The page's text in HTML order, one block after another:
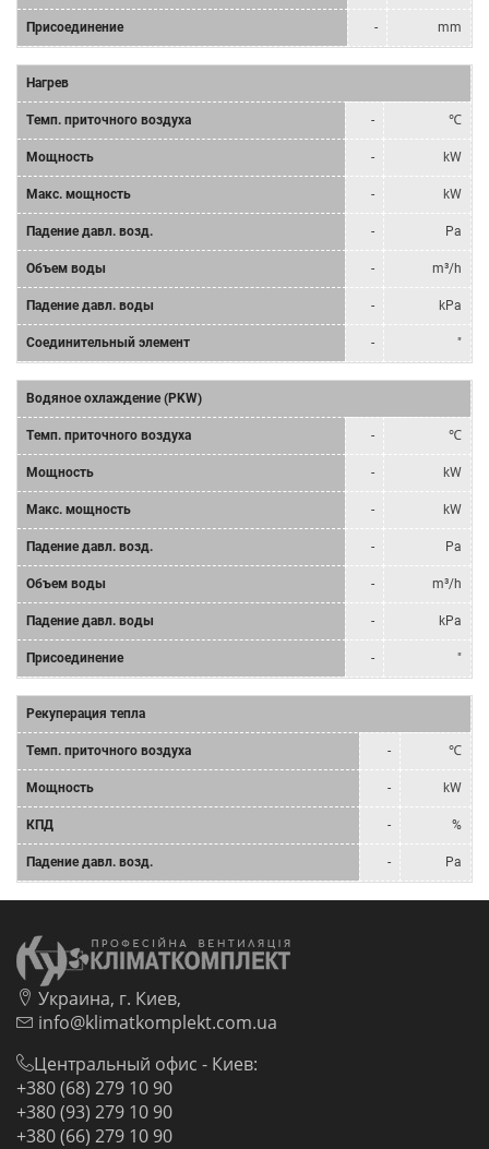
Присоединение - mm
Нагрев
Tемп. приточного воздуха - ℃
Мощность - kW
Mакс. мощность - kW
Падение давл. возд. - Pa
Объем воды - m³/h
Падение давл. воды - kPa
Соединительный элемент - "
Водяное охлаждение (PKW)
Tемп. приточного воздуха - ℃
Мощность - kW
Mакс. мощность - kW
Падение давл. возд. - Pa
Объем воды - m³/h
Падение давл. воды - kPa
Присоединение - "
Рекуперация тепла
Tемп. приточного воздуха - ℃
Мощность - kW
КПД - %
Падение давл. возд. - Pa
Украина, г. Киев,
info@klimatkomplekt.com.ua
Центральный офис - Киев:
+380 (68) 279 10 90
+380 (93) 279 10 90
+380 (66) 279 10 90